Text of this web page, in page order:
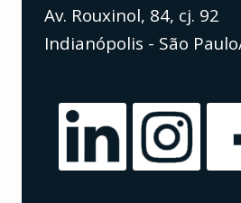
Av. Rouxinol, 84, cj. 92
Indianópolis - São